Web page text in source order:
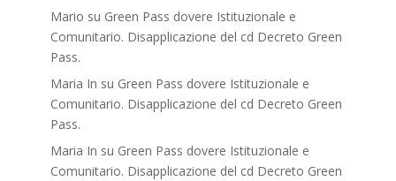
Mario su Green Pass dovere Istituzionale e
Comunitario. Disapplicazione del cd Decreto Green
Pass.
Maria In su Green Pass dovere Istituzionale e
Comunitario. Disapplicazione del cd Decreto Green
Pass.
Maria In su Green Pass dovere Istituzionale e
Comunitario. Disapplicazione del cd Decreto Green